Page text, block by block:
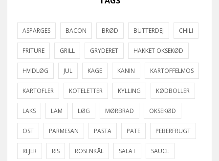
ASPARGES BACON BRØD BUTTERDEJ CHILI
FRITURE GRILL GRYDERET HAKKET OKSEKØD
HVIDLØG JUL KAGE KANIN KARTOFFELMOS
KARTOFLER KOTELETTER KYLLING KØDBOLLER
LAKS LAM LØG MØRBRAD OKSEKØD
OST PARMESAN PASTA PATE PEBERFRUGT
REJER RIS ROSENKÅL SALAT SAUCE